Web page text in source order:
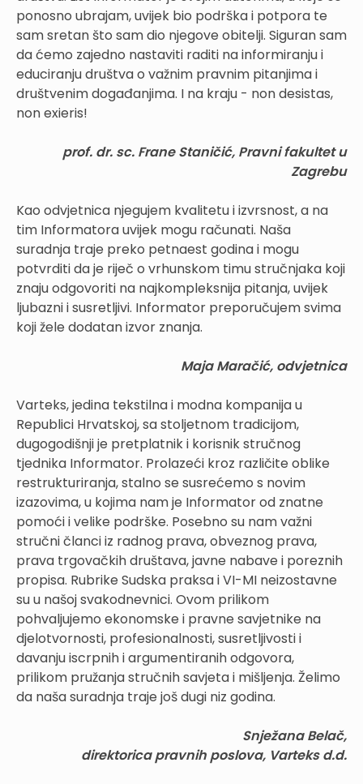
ponosno ubrajam, uvijek bio podrška i potpora te
sam sretan što sam dio njegove obitelji. Siguran sam
da ćemo zajedno nastaviti raditi na informiranju i
educiranju društva o važnim pravnim pitanjima i
društvenim događanjima. I na kraju - non desistas,
non exieris!
prof. dr. sc. Frane Staničić, Pravni fakultet u
Zagrebu
Kao odvjetnica njegujem kvalitetu i izvrsnost, a na
tim Informatora uvijek mogu računati. Naša
suradnja traje preko petnaest godina i mogu
potvrditi da je riječ o vrhunskom timu stručnjaka koji
znaju odgovoriti na najkompleksnija pitanja, uvijek
ljubazni i susretljivi. Informator preporučujem svima
koji žele dodatan izvor znanja.
Maja Maračić, odvjetnica
Varteks, jedina tekstilna i modna kompanija u
Republici Hrvatskoj, sa stoljetnom tradicijom,
dugogodišnji je pretplatnik i korisnik stručnog
tjednika Informator. Prolazeći kroz različite oblike
restrukturiranja, stalno se susrećemo s novim
izazovima, u kojima nam je Informator od znatne
pomoći i velike podrške. Posebno su nam važni
stručni članci iz radnog prava, obveznog prava,
prava trgovačkih društava, javne nabave i poreznih
propisa. Rubrike Sudska praksa i VI-MI neizostavne
su u našoj svakodnevnici. Ovom prilikom
pohvaljujemo ekonomske i pravne savjetnike na
djelotvornosti, profesionalnosti, susretljivosti i
davanju iscrpnih i argumentiranih odgovora,
prilikom pružanja stručnih savjeta i mišljenja. Želimo
da naša suradnja traje još dugi niz godina.
Snježana Belač,
direktorica pravnih poslova, Varteks d.d.